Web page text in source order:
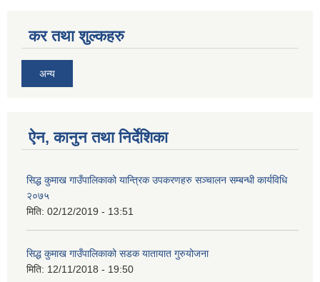
कर तथा शुल्कहरु
अन्य
ऐन, कानुन तथा निर्देशिका
सिद्ध कुमाख गाउँपालिकाको यान्त्रिक उपकरणहरु सञ्चालन सम्बन्धी कार्यविधि
२०७५
मिति: 02/12/2019 - 13:51
सिद्ध कुमाख गाउँपालिकाको सडक यातायात गुरुयोजना
मिति: 12/11/2018 - 19:50